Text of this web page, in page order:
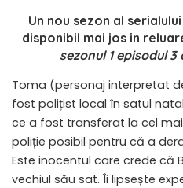
Un nou sezon al
disponibil mai jos in
sezonul 1 episodul
Toma (personaj interpretat
fost polițist local în satul
ce a fost transferat la cel
poliție posibil pentru că a
Este inocentul care crede că
vechiul său sat. Îi lipsește